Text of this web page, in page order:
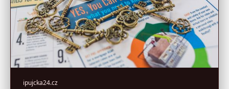
ipujcka24.cz